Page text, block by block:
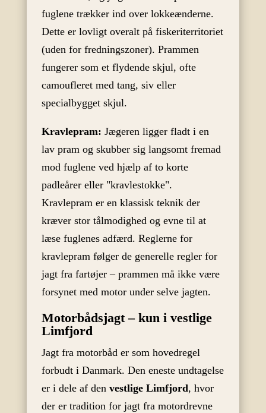
fuglene trækker ind over lokkeænderne.
Dette er lovligt overalt på fiskeriterritoriet
(uden for fredningszoner). Prammen
fungerer som et flydende skjul, ofte
camoufleret med tang, siv eller
specialbygget skjul.
Kravlepram: Jægeren ligger fladt i en
lav pram og skubber sig langsomt fremad
mod fuglene ved hjælp af to korte
padleårer eller "kravlestokke".
Kravlepram er en klassisk teknik der
kræver stor tålmodighed og evne til at
læse fuglenes adfærd. Reglerne for
kravlepram følger de generelle regler for
jagt fra fartøjer – prammen må ikke være
forsynet med motor under selve jagten.
Motorbådsjagt – kun i vestlige
Limfjord
Jagt fra motorbåd er som hovedregel
forbudt i Danmark. Den eneste undtagelse
er i dele af den vestlige Limfjord, hvor
der er tradition for jagt fra motordrevne